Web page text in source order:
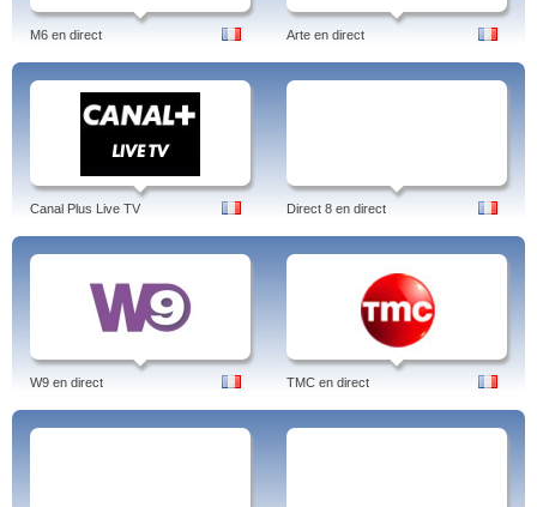
M6 en direct Arte en direct
Canal Plus Live TV Direct 8 en direct
W9 en direct TMC en direct